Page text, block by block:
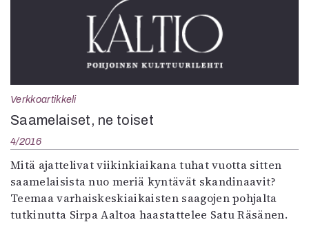
Verkkoartikkeli
Saamelaiset, ne toiset
4/2016
Mitä ajattelivat viikinkiaikana tuhat vuotta sitten
saamelaisista nuo meriä kyntävät skandinaavit?
Teemaa varhaiskeskiaikaisten saagojen pohjalta
tutkinutta Sirpa Aaltoa haastattelee Satu Räsänen.